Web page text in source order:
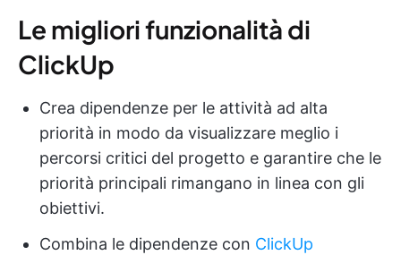
Le migliori funzionalità di
ClickUp
Crea dipendenze per le attività ad alta
priorità in modo da visualizzare meglio i
percorsi critici del progetto e garantire che le
priorità principali rimangano in linea con gli
obiettivi.
Combina le dipendenze con ClickUp